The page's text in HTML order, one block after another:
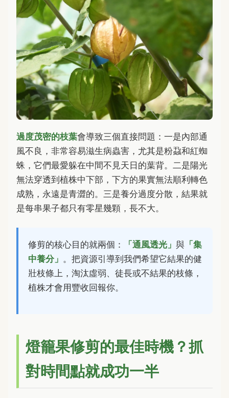
過度茂密的枝葉會導致三個直接問題：一是內部通
風不良，非常容易滋生病蟲害，尤其是粉蝨和紅蜘
蛛，它們最愛躲在中間不見天日的葉背。二是陽光
無法穿透到植株中下部，下方的果實無法順利轉色
成熟，永遠是青澀的。三是養分過度分散，結果就
是每串果子都只有零星幾顆，長不大。
修剪的核心目的就兩個： 「通風透光」與 「集
中養分」 。把資源引導到我們希望它結果的健
壯枝條上，淘汰虛弱、徒長或不結果的枝條，
植株才會用豐收回報你。
燈籠果修剪的最佳時機？抓
對時間點就成功一半